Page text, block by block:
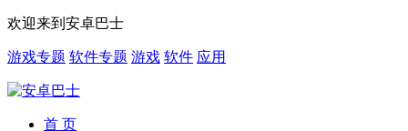
欢迎来到安卓巴士
游戏专题 软件专题 游戏 软件 应用
首 页